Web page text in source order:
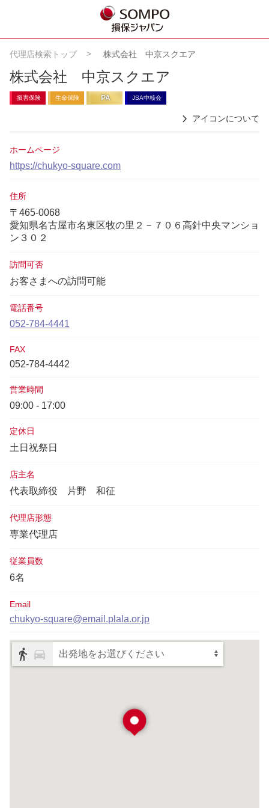
代理店検索トップ 株式会社 中京スクエア
株式会社 中京スクエア
損害保険 生命保険 PA JSA中核会
アイコンについて
ホームページ
https://chukyo-square.com
住所
〒465-0068
愛知県名古屋市名東区牧の里２－７０６高針中央マンショ
ン３０２
訪問可否
お客さまへの訪問可能
電話番号
052-784-4441
FAX
052-784-4442
営業時間
09:00 - 17:00
定休日
土日祝祭日
店主名
代表取締役 片野 和征
代理店形態
専業代理店
従業員数
6名
Email
chukyo-square@email.plala.or.jp
出発地をお選びください